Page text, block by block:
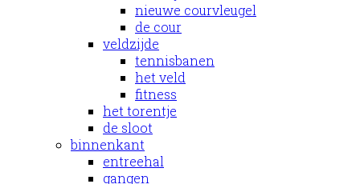
nieuwe courvleugel
de cour
veldzijde
tennisbanen
het veld
fitness
het torentje
de sloot
binnenkant
entreehal
gangen